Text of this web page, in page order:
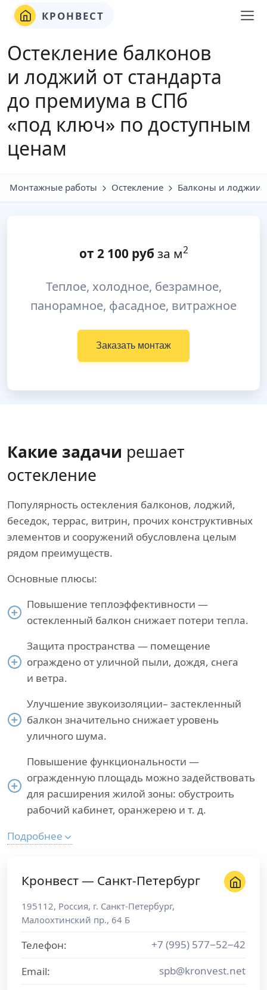
КРОНВЕСТ
Остекление балконов
и лоджий от стандарта
до премиума в СПб
«под ключ» по доступным
ценам
Монтажные работы Остекление Балконы и лоджии
от 2 100руб за м2
Теплое, холодное, безрамное,
панорамное, фасадное, витражное
Заказать монтаж
Какие задачи решает
остекление
Популярность остекления балконов, лоджий,
беседок, террас, витрин, прочих конструктивных
элементов и сооружений обусловлена целым
рядом преимуществ.
Основные плюсы:
Повышение теплоэффективности —
остекленный балкон снижает потери тепла.
Защита пространства — помещение
ограждено от уличной пыли, дождя, снега
и ветра.
Улучшение звукоизоляции– застекленный
балкон значительно снижает уровень
уличного шума.
Повышение функциональности —
огражденную площадь можно задействовать
для расширения жилой зоны: обустроить
рабочий кабинет, оранжерею и т. д.
Подробнее
Кронвест — Санкт-Петербург
195112, Россия, г. Санкт-Петербург,
Малоохтинский пр., 64 Б
Телефон:
+7 (995) 577−52−42
Email:
spb@kronvest.net